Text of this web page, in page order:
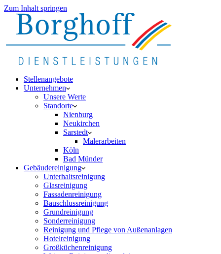
Zum Inhalt springen
Stellenangebote
Unternehmen
Unsere Werte
Standorte
Nienburg
Neukirchen
Sarstedt
Malerarbeiten
Köln
Bad Münder
Gebäudereinigung
Unterhaltsreinigung
Glasreinigung
Fassadenreinigung
Bauschlussreinigung
Grundreinigung
Sonderreinigung
Reinigung und Pflege von Außenanlagen
Hotelreinigung
Großküchenreinigung